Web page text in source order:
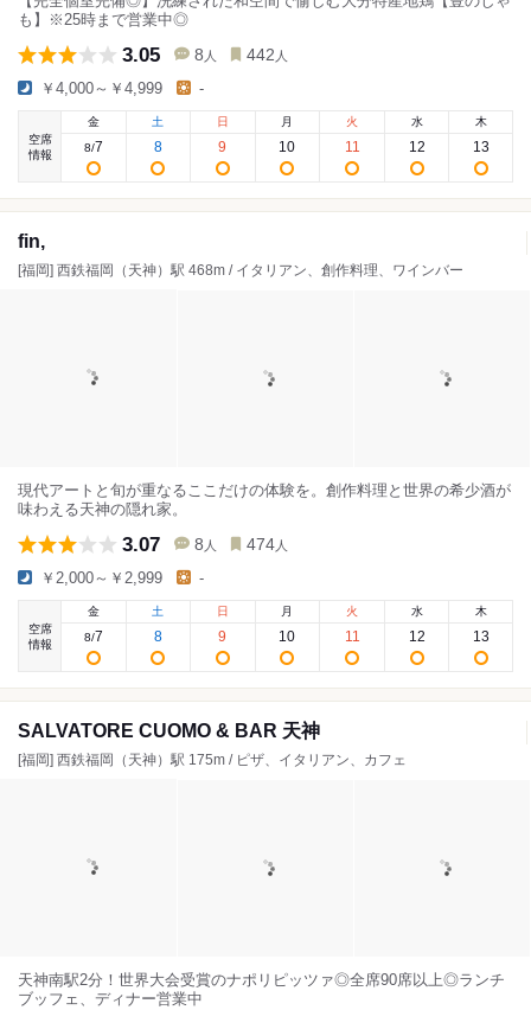
も】※25時まで営業中◎
3.05 8 人 442 人
￥4,000～￥4,999 -
空席
情報
金
8/7
土
8
日
9
月
10
火
11
水
12
木
13
fin,
[福岡] 西鉄福岡（天神）駅 468m / イタリアン、創作料理、ワインバー
現代アートと旬が重なるここだけの体験を。創作料理と世界の希少酒が
味わえる天神の隠れ家。
3.07 8 人 474 人
￥2,000～￥2,999 -
空席
情報
金
8/7
土
8
日
9
月
10
火
11
水
12
木
13
SALVATORE CUOMO & BAR 天神
[福岡] 西鉄福岡（天神）駅 175m / ピザ、イタリアン、カフェ
天神南駅2分！世界大会受賞のナポリピッツァ◎全席90席以上◎ランチ
ブッフェ、ディナー営業中